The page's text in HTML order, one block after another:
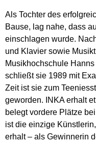
Als Tochter des
Bause, lag nahe, dass
einschlagen wurde.
und Klavier sowie
Musikhochschule
schließt sie 1989 mit
Zeit ist sie zum
geworden. INKA erhalt
belegt vordere Plätze
ist die einzige
erhalt – als Gewinnerin